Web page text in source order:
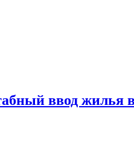
ввод жилья в